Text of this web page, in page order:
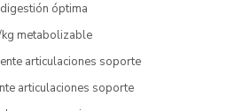
óptima
metabolizable
articulaciones soporte
articulaciones soporte